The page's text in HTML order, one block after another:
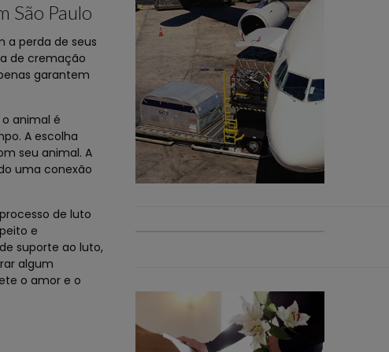
São Paulo
a perda de seus
de cremação
garantem
animal é
A escolha
seu animal. A
uma conexão
de luto
e
suporte ao luto,
algum
o amor e o